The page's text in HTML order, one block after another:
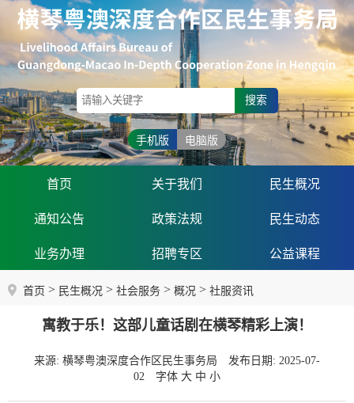
搜索
手机版 电脑版
首页 关于我们 民生概况
通知公告 政策法规 民生动态
业务办理 招聘专区 公益课程
首页 > 民生概况 > 社会服务 > 概况 > 社服资讯
寓教于乐！这部儿童话剧在横琴精彩上演！
来源: 横琴粤澳深度合作区民生事务局
发布日期: 2025-07-
02
字体 大 中 小